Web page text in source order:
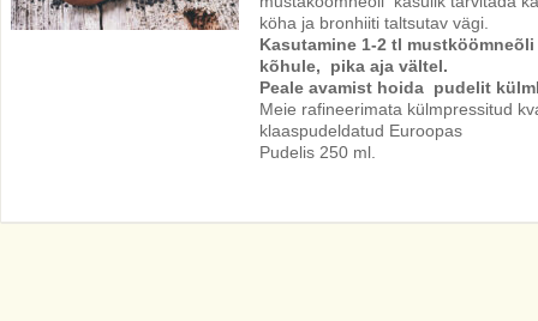
köha ja bronhiiti taltsutav vägi.
Kasutamine 1-2 tl
kõhule, pika aja vältel.
Peale avamist hoida pudelit
Meie rafineerimata külmpressitud
klaaspudeldatud Euroopas
Pudelis 250 ml.